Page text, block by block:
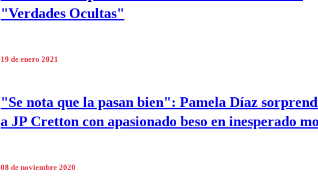
"Verdades Ocultas"
19 de enero 2021
"Se nota que la pasan bien": Pamela Díaz
a JP Cretton con apasionado beso en inesperado
08 de noviembre 2020